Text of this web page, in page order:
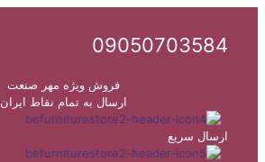
09050703584
فروش ویژه مهر صنعت
ارسال به تمام نقاط ایران
ارسال سریع